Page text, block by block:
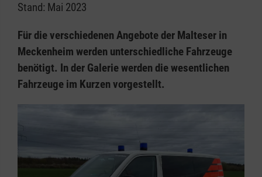
Stand: Mai 2023
Für die verschiedenen Angebote der Malteser in
Meckenheim werden unterschiedliche Fahrzeuge
benötigt. In der Galerie werden die wesentlichen
Fahrzeuge im Kurzen vorgestellt.